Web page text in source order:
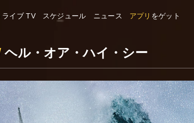
ライブ TV スケジュール ニュース アプリ をゲット
ヘル・オア・ハイ・シー